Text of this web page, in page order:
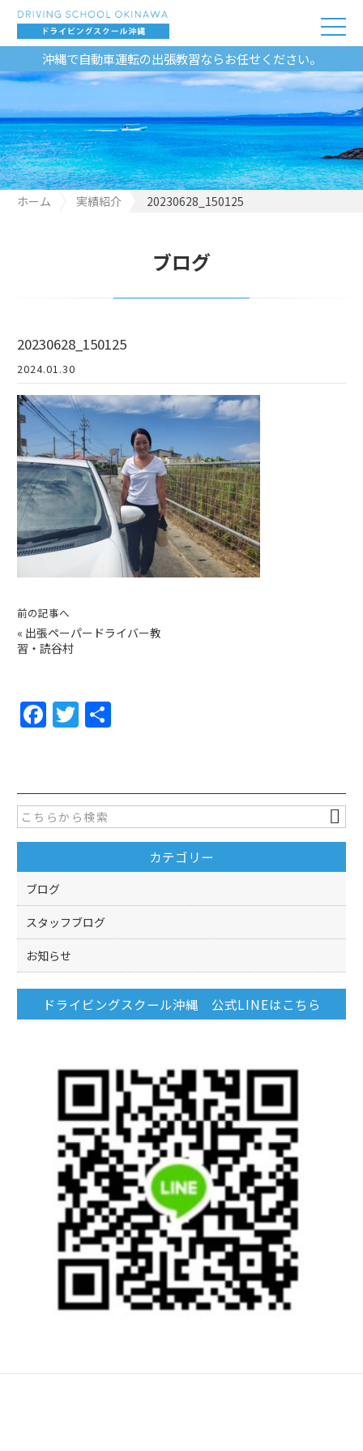
沖縄で自動車運転の出張教習ならお任せください。
ホーム 実績紹介 20230628_150125
ブログ
20230628_150125
2024.01.30
前の記事へ
« 出張ペーパードライバー教
習・読谷村
F
e
b
o
o
k
T
er
カテゴリー
ブログ
スタッフブログ
お知らせ
ドライビングスクール沖縄 公式LINEはこちら